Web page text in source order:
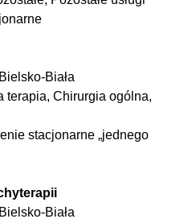
Biała
terapia, Chirurgia ogólna,
stacjonarne „jednego
Biała